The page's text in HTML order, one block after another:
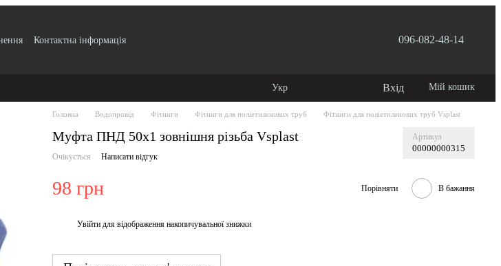
Контактна інформація
096-082-48-14
Укр Вхід Мій кошик
Головна Водопровід Фітинги Фітинги для поліетиленових труб Фітинги для поліетиленових труб Vsplast
Муфта ПНД 50х1 зовнішня різьба Vsplast Артикул
00000000315
Очікується Написати відгук
98 грн Порівняти В бажання
Увійти для відображення накопичувальної знижки